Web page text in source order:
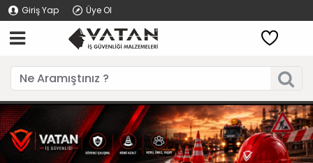
Giriş Yap Üye Ol